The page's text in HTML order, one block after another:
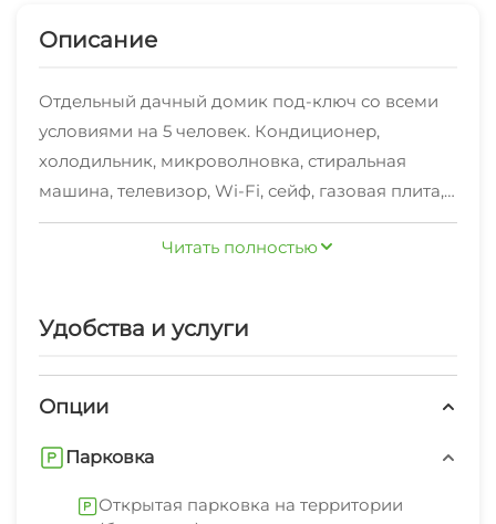
Описание
Отдельный дачный домик под-ключ со всеми
условиями на 5 человек. Кондиционер,
холодильник, микроволновка, стиральная
машина, телевизор, Wi-Fi, сейф, газовая плита,
холодная, горячая вода круглосуточно. Ванная
комната, кухня в доме. 2 спальни, гостиная,
для спокойного отдыха на свежем воздухе.
границы с РФ, что можно совместить отдых в
достопримечательствам как Абхазии так и
Читать полностью
Удобства и услуги
Опции
Парковка
Открытая парковка на территории